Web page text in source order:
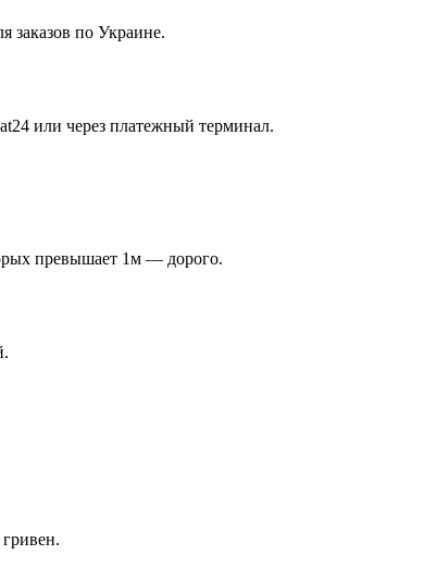
заказов по Украине.
или через платежный терминал.
превышает 1м — дорого.